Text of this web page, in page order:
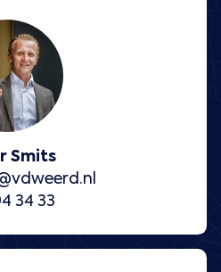
Smits
34 33